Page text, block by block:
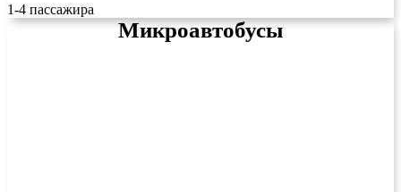
1-4 пассажира
Микроавтобусы